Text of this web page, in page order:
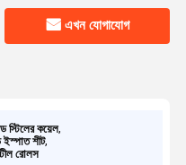
এখন যোগাযোগ
স্টিলের কয়েল,
শীট,
রোলস